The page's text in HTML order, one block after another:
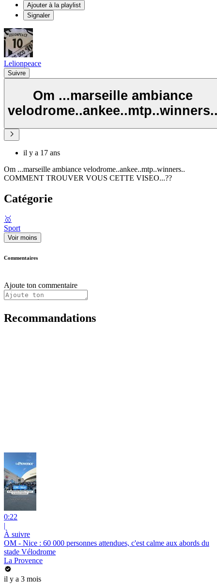
Ajouter à la playlist
Signaler
Lelionpeace
Suivre
Om ...marseille ambiance
il y a 17 ans
Om ...marseille ambiance velodrome..ankee..mtp..winners..
COMMENT TROUVER VOUS CETTE VISEO...??
Catégorie
🥇
Sport
Voir moins
Commentaires
Ajoute ton commentaire
Recommandations
0:22
|
À suivre
OM - Nice : 60 000 personnes attendues, c'est calme aux abords du
stade Vélodrome
La Provence
il y a 3 mois